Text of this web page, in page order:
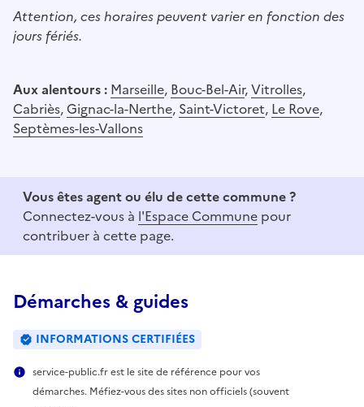
Attention, ces horaires peuvent varier en fonction des
jours fériés.
Aux alentours : Marseille, Bouc-Bel-Air,Vitrolles,
Cabriès,Gignac-la-Nerthe, Saint-Victoret, Le Rove,
Septèmes-les-Vallons
Vous êtes agent ou élu de cette commune ?
Connectez-vous à l'Espace Commune pour
contribuer à cette page.
Démarches & guides
INFORMATIONS CERTIFIÉES
service-public.fr est le site de référence pour vos
démarches. Méfiez-vous des sites non officiels (souvent